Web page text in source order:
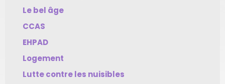
Le bel âge
CCAS
EHPAD
Logement
Lutte contre les nuisibles